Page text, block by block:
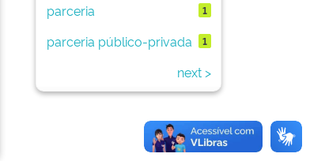
parceria 1
parceria público-privada 1
next >